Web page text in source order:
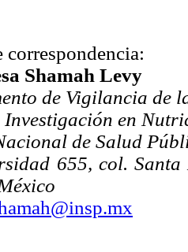
correspondencia:
Shamah Levy
de Vigilancia de
Investigación en
de Salud
655, col.